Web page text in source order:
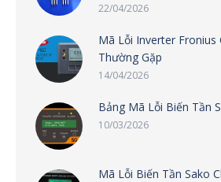
22/04/2026
Mã Lỗi Inverter Fronius
Thường Gặp
14/04/2026
Bảng Mã Lỗi Biến Tần
10/03/2026
Mã Lỗi Biến Tần Sako